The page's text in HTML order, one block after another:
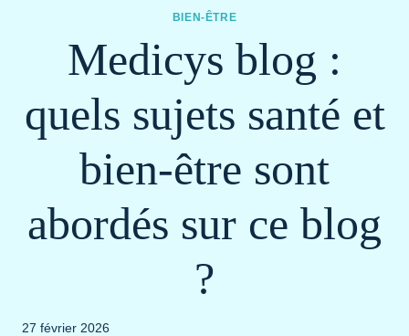
BIEN-ÊTRE
Medicys blog :
quels sujets santé et
bien-être sont
abordés sur ce blog
?
27 février 2026